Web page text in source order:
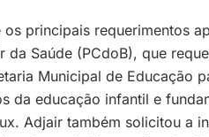
os principais requerimentos
da Saúde (PCdoB), que
Municipal de Educação
da educação infantil e
Adjair também solicitou a